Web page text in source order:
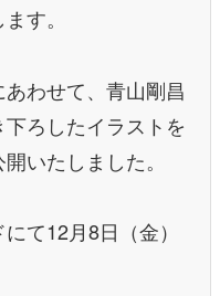
す。
わせて、青山剛昌
ろしたイラストを
いたしました。
て12月8日（金）